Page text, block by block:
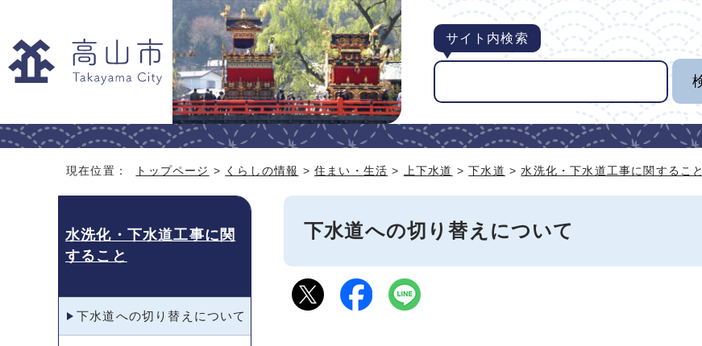
サイト内検索
現在位置： トップページ > くらしの情報 >住まい・生活 > 上下水道 >下水道 >水洗化・下水道工事に関すること
下水道への切り替えについて
水洗化・下水道工事に関
すること
下水道への切り替えについて